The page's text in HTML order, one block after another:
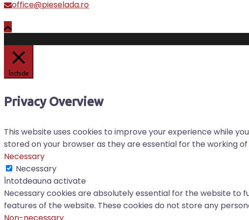
office@pieselada.ro
Închide
Privacy Overview
This website uses cookies to improve your experience while
stored on your browser as they are essential for the working
Necessary
Necessary
Întotdeauna activate
Necessary cookies are absolutely essential for the website to
features of the website. These cookies do not store any
Non-necessary